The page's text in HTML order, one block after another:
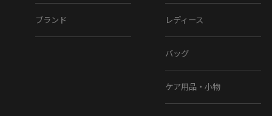
ブランド レディース
バッグ
ケア用品・小物